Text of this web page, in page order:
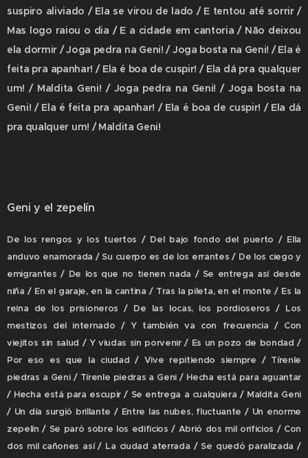
suspiro aliviado / Ela se virou de lado / E tentou até sorrir /
Mas logo raiou o dia / E a cidade em cantoria / Não deixou
ela dormir / Joga pedra na Geni! / Joga bosta na Geni! / Ela é
feita pra apanhar! / Ela é boa de cuspir! / Ela dá pra qualquer
um! / Maldita Geni! / Joga pedra na Geni! / Joga bosta na
Geni! / Ela é feita pra apanhar! / Ela é boa de cuspir! / Ela dá
pra qualquer um! / Maldita Geni!
Geni y el zepelín
De los rengos y los tuertos / Del bajo fondo del puerto / Ella
anduvo enamorada / Su cuerpo es de los errantes / De los ciego y
emigrantes / De los que no tienen nada / Se entrega así desde
niña / En el garaje, en la cantina / Tras la pileta, en el monte / Es la
reina de los prisioneros / De las locas, los pordioseros / Los
mestizos del internado / Y también va con frecuencia / Con
viejitos sin salud / Y viudas sin porvenir / Es un pozo de bondad /
Por eso es que la ciudad / Vive repitiendo siempre / Tírenle
piedras a Geni / Tírenle piedras a Geni / Hecha está para aguantar
/ Hecha está para escupir / Se entrega a cualquiera / Maldita Geni
/ Un día surgió brillante / Entre las nubes, fluctuante / Un enorme
zepelín / Se paró sobre los edificios / Abrió dos mil orificios / Con
dos mil cañones así / La ciudad aterrada / Se quedó paralizada /